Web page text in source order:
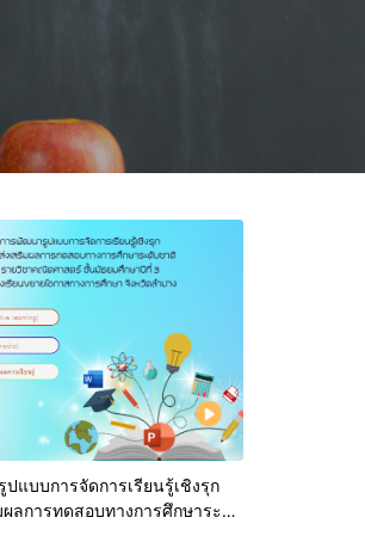
แบบการจัดการเรียนรู้เชิงรุก
ผลการทดสอบทางการศึกษาระดับ